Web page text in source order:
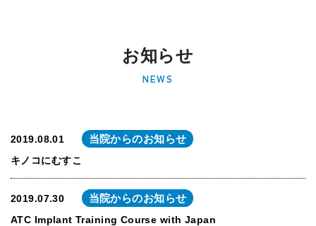
お知らせ
NEWS
2019.08.01 当院からのお知らせ
キノコにむすこ
2019.07.30 当院からのお知らせ
ATC Implant Training Course with Japan